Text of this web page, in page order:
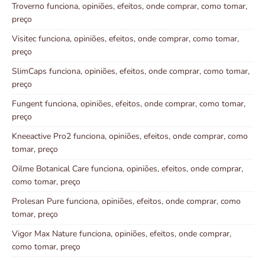
Troverno funciona, opiniões, efeitos, onde comprar, como tomar,
preço
Visitec funciona, opiniões, efeitos, onde comprar, como tomar,
preço
SlimCaps funciona, opiniões, efeitos, onde comprar, como tomar,
preço
Fungent funciona, opiniões, efeitos, onde comprar, como tomar,
preço
Kneeactive Pro2 funciona, opiniões, efeitos, onde comprar, como
tomar, preço
Oilme Botanical Care funciona, opiniões, efeitos, onde comprar,
como tomar, preço
Prolesan Pure funciona, opiniões, efeitos, onde comprar, como
tomar, preço
Vigor Max Nature funciona, opiniões, efeitos, onde comprar,
como tomar, preço